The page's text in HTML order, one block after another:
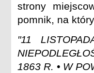
strony
pomnik, na
"11
1863 R. • W